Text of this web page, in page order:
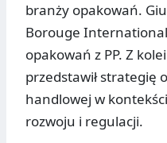
branży opakowań.
Borouge
opakowań z PP. Z
przedstawił strategię
handlowej w
rozwoju i regulacji.